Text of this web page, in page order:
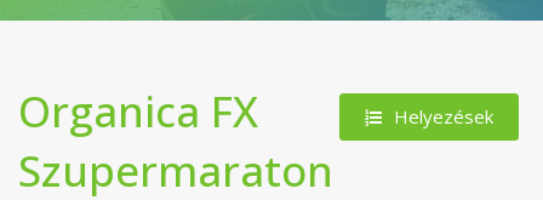
Helyezések
Organica FX
Szupermaraton